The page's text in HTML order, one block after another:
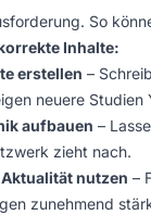
So
Inhalte:
erstellen –
neuere Studien
aufbauen –
zieht nach.
nutzen –
zunehmend